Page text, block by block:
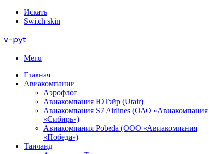
Искать
Switch skin
v-pyt
Menu
Главная
Авиакомпании
Аэрофлот
Авиакомпания ЮТэйр (Utair)
Авиакомпания S7 Airlines (ОАО «Авиакомпания
«Сибирь»)
Авиакомпания Pobeda (ООО «Авиакомпания
«Победа»)
Таиланд